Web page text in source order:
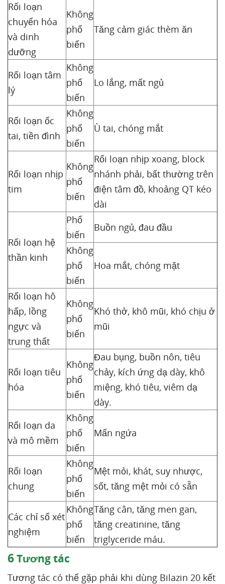
Rối loạn
chuyển hóa
và dinh
dưỡng
Không
phổ
biến
Tăng cảm giác thèm ăn
Rối loạn tâm
lý
Không
phổ
biến
Lo lắng, mất ngủ
Rối loạn ốc
tai, tiền đình
Không
phổ
biến
Ù tai, chóng mắt
Rối loạn nhịp
tim
Không
phổ
biến
Rối loạn nhịp xoang, block
nhánh phải, bất thường trên
điện tâm đồ, khoảng QT kéo
dài
Rối loạn hệ
thần kinh
Phổ
biến
Buồn ngủ, đau đầu
Không
phổ
biến
Hoa mắt, chóng mặt
Rối loạn hô
hấp, lồng
ngực và
trung thất
Không
phổ
biến
Khó thở, khô mũi, khó chịu ở
mũi
Rối loạn tiêu
hóa
Không
phổ
biến
Đau bụng, buồn nôn, tiêu
chảy, kích ứng dạ dày, khô
miệng, khó tiêu, viêm dạ
dày.
Rối loạn da
và mô mềm
Không
phổ
biến
Mẩn ngứa
Rối loạn
chung
Không
phổ
biến
Mệt mỏi, khát, suy nhược,
sốt, tăng mệt mỏi có sẵn
Các chỉ số xét
nghiệm
Không
phổ
biến
Tăng cân, tăng men gan,
tăng creatinine, tăng
triglyceride máu.
6Tương tác
Tương tác có thể gặp phải khi dùng Bilazin 20 kết